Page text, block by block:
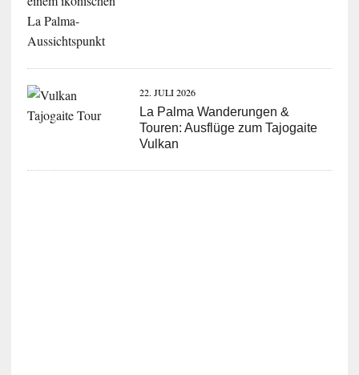
22. JULI 2026
La Palma Wanderungen &
Touren: Ausflüge zum Tajogaite
Vulkan